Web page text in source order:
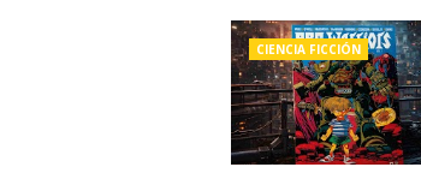
CIENCIA FICCIÓN